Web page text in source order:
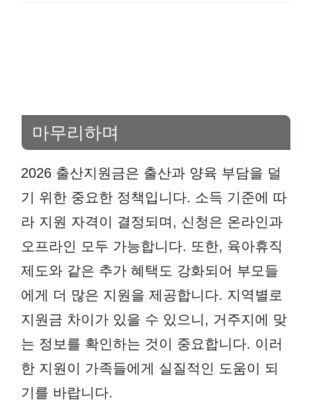
마무리하며
2026 출산지원금은 출산과 양육 부담을 덜
기 위한 중요한 정책입니다. 소득 기준에 따
라 지원 자격이 결정되며, 신청은 온라인과
오프라인 모두 가능합니다. 또한, 육아휴직
제도와 같은 추가 혜택도 강화되어 부모들
에게 더 많은 지원을 제공합니다. 지역별로
지원금 차이가 있을 수 있으니, 거주지에 맞
는 정보를 확인하는 것이 중요합니다. 이러
한 지원이 가족들에게 실질적인 도움이 되
기를 바랍니다.